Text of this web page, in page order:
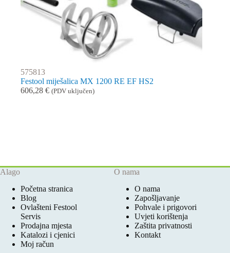
575813
Festool miješalica MX 1200 RE EF HS2
606,28 € (PDV uključen)
Alago
Početna stranica
Blog
Ovlašteni Festool
Servis
Prodajna mjesta
Katalozi i cjenici
Moj račun
O nama
O nama
Zapošljavanje
Pohvale i prigovori
Uvjeti korištenja
Zaštita privatnosti
Kontakt